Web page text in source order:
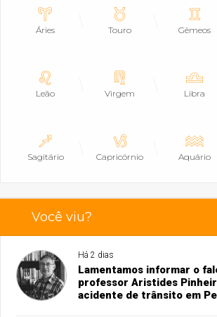
Áries Touro Gêmeos
Leão Virgem Libra
Sagitário Capricórnio Aquário
Você viu?
Há 2 dias
Lamentamos informar o
professor Aristides
acidente de trânsito em